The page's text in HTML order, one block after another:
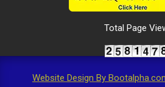
Total Page
Website Design By